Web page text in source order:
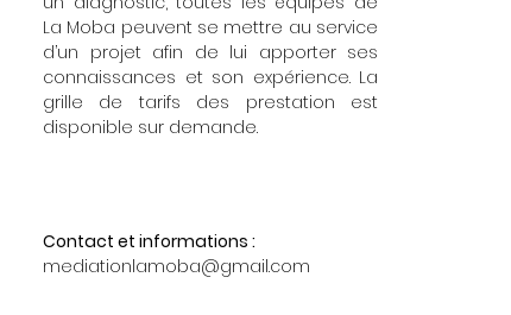
La Moba peuvent se mettre au service
d’un projet afin de lui apporter ses
connaissances et son expérience. La
grille de tarifs des prestation est
disponible sur demande.
Contact et informations :
mediationlamoba@gmail.com